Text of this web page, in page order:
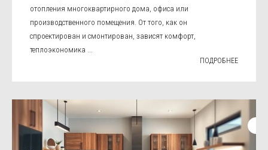
отопления многоквартирного дома, офиса или
производственного помещения. От того, как он
спроектирован и смонтирован, зависят комфорт,
теплоэкономика ...
ПОДРОБНЕЕ